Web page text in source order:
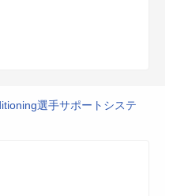
選手サポートシステ